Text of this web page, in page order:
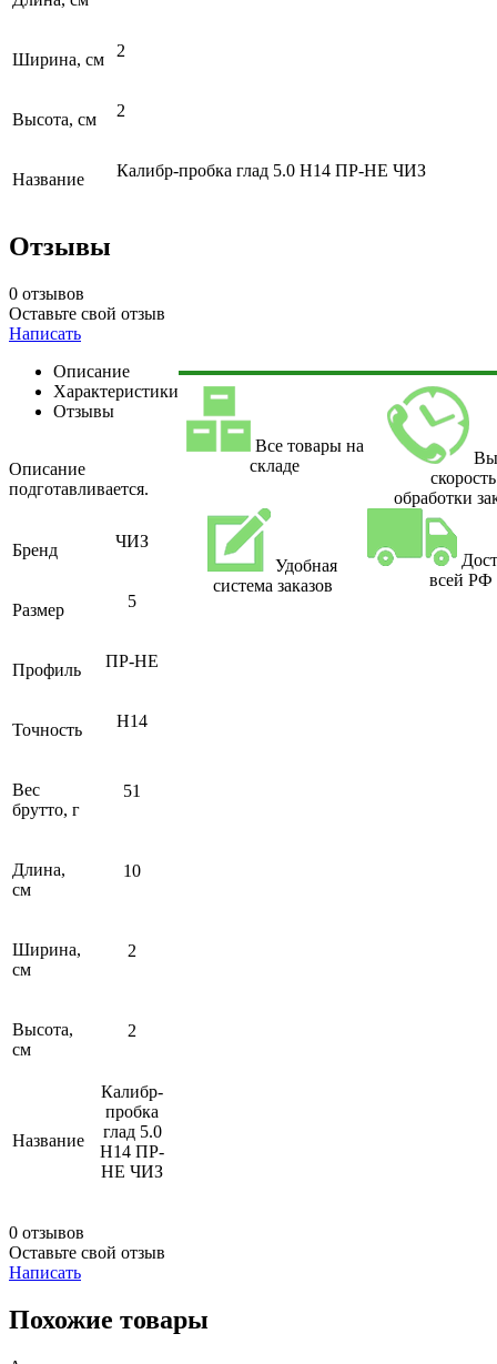
Ширина, см 2
Высота, см 2
Название Калибр-пробка глад 5.0 Н14 ПР-НЕ ЧИЗ
Отзывы
0 отзывов
Оставьте свой отзыв
Написать
Описание
Характеристики
Отзывы
Описание
подготавливается.
Бренд ЧИЗ
Размер 5
Профиль ПР-НЕ
Точность H14
Вес
брутто, г
51
Длина,
см
10
Ширина,
см
2
Высота,
см
2
Название
Калибр-
пробка
глад 5.0
Н14 ПР-
НЕ ЧИЗ
0 отзывов
Оставьте свой отзыв
Написать
Все товары на
складе
скорость
обработки
Удобная
система заказов
всей РФ
Похожие товары